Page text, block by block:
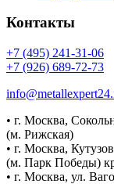
Контакты
+7 (495) 241-31-06
+7 (926) 689-72-73
• г. Москва,
(м. Рижская)
• г. Москва,
(м. Парк Победы)
• г. Москва, ул.